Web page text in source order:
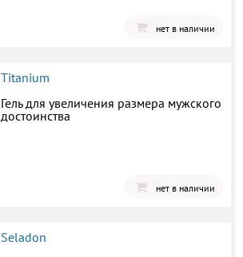
нет в наличии
Titanium
Гель для увеличения размера мужского
достоинства
нет в наличии
Seladon